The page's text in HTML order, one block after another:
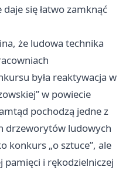
się łatwo zamknąć
że ludowa technika
była reaktywacja w
w powiecie
pochodzą jedne z
drzeworytów ludowych
konkurs „o sztuce”, ale
pamięci i rękodzielniczej